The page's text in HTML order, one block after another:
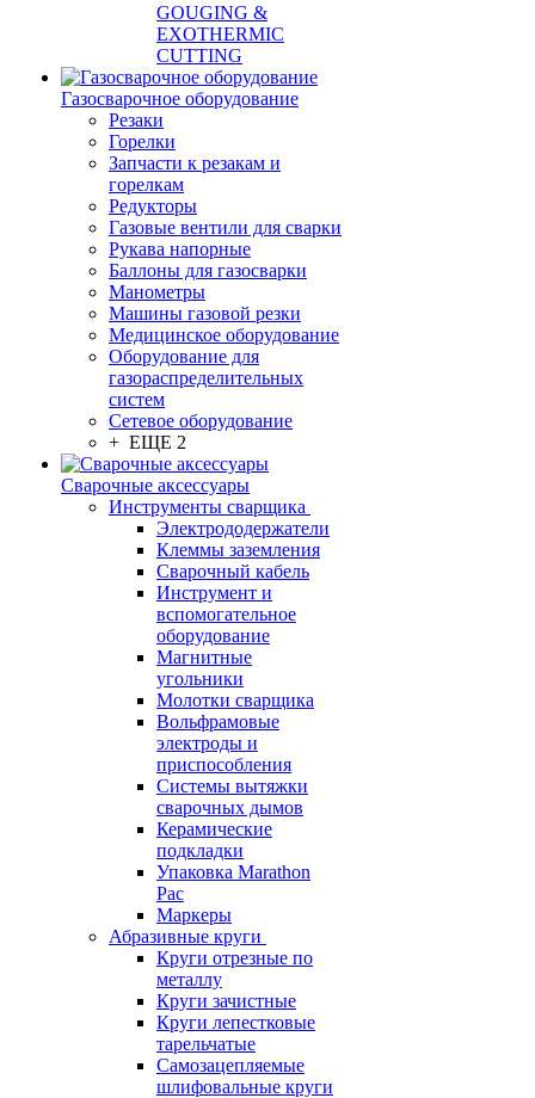
GOUGING &
EXOTHERMIC
CUTTING
Газосварочное оборудование
Резаки
Горелки
Запчасти к резакам и
горелкам
Редукторы
Газовые вентили для сварки
Рукава напорные
Баллоны для газосварки
Манометры
Машины газовой резки
Медицинское оборудование
Оборудование для
газораспределительных
систем
Сетевое оборудование
+ ЕЩЕ 2
Сварочные аксессуары
Инструменты сварщика
Электрододержатели
Клеммы заземления
Сварочный кабель
Инструмент и
вспомогательное
оборудование
Магнитные
угольники
Молотки сварщика
Вольфрамовые
электроды и
приспособления
Системы вытяжки
сварочных дымов
Керамические
подкладки
Упаковка Marathon
Pac
Маркеры
Абразивные круги
Круги отрезные по
металлу
Круги зачистные
Круги лепестковые
тарельчатые
Самозацепляемые
шлифовальные круги